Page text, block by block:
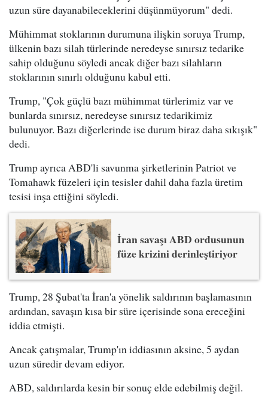
uzun süre dayanabileceklerini düşünmüyorum" dedi.
Mühimmat stoklarının durumuna ilişkin soruya Trump,
ülkenin bazı silah türlerinde neredeyse sınırsız tedarike
sahip olduğunu söyledi ancak diğer bazı silahların
stoklarının sınırlı olduğunu kabul etti.
Trump, "Çok güçlü bazı mühimmat türlerimiz var ve
bunlarda sınırsız, neredeyse sınırsız tedarikimiz
bulunuyor. Bazı diğerlerinde ise durum biraz daha sıkışık"
dedi.
Trump ayrıca ABD'li savunma şirketlerinin Patriot ve
Tomahawk füzeleri için tesisler dahil daha fazla üretim
tesisi inşa ettiğini söyledi.
İran savaşı ABD ordusunun
füze krizini derinleştiriyor
Trump, 28 Şubat'ta İran'a yönelik saldırının başlamasının
ardından, savaşın kısa bir süre içerisinde sona ereceğini
iddia etmişti.
Ancak çatışmalar, Trump'ın iddiasının aksine, 5 aydan
uzun süredir devam ediyor.
ABD, saldırılarda kesin bir sonuç elde edebilmiş değil.